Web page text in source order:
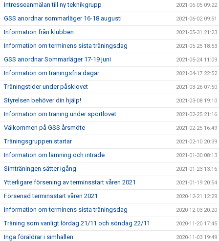
Intresseanmälan till ny teknikgrupp 2021-06-05 09:22
GSS anordnar sommarläger 16-18 augusti 2021-06-02 09:51
Information från klubben 2021-05-31 21:23
Information om terminens sista träningsdag 2021-05-25 18:53
GSS anordnar Sommarläger 17-19 juni 2021-05-24 11:09
Information om träningsfria dagar 2021-04-17 22:52
Träningstider under påsklovet 2021-03-26 07:50
Styrelsen behöver din hjälp! 2021-03-08 19:10
Information om träning under sportlovet 2021-02-25 21:16
Välkommen på GSS årsmöte 2021-02-25 16:49
Träningsgruppen startar 2021-02-10 20:39
Information om lämning och inträde 2021-01-30 08:13
Simträningen sätter igång 2021-01-23 13:16
Ytterligare försening av terminsstart våren 2021 2021-01-19 20:54
Försenad terminsstart våren 2021 2020-12-21 12:29
Information om terminens sista träningsdag 2020-12-03 20:20
Träning som vanligt lördag 21/11 och söndag 22/11 2020-11-20 17:45
Inga föräldrar i simhallen 2020-11-03 19:49